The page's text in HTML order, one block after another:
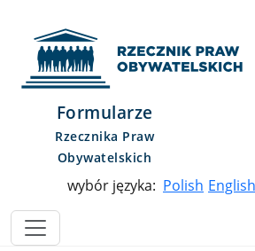
Rzecznik Praw
Formularze
Rzecznika Praw
Obywatelskich
wybór języka: Polish English